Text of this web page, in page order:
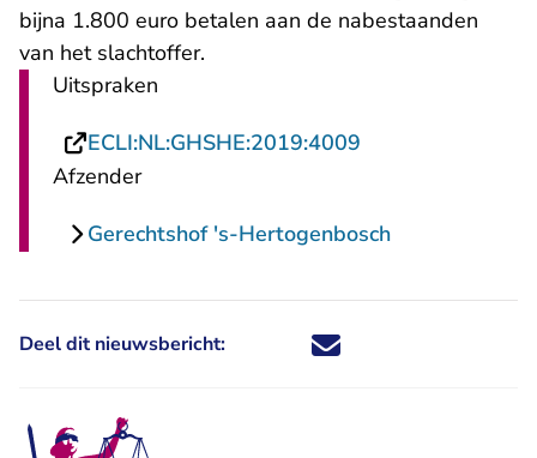
bijna 1.800 euro betalen aan de nabestaanden
van het slachtoffer.
Uitspraken
ECLI:NL:GHSHE:2019:4009
Afzender
Gerechtshof 's-Hertogenbosch
Deel dit nieuwsbericht: Deel dit nieuwsbericht via X -
Deel dit nieuwsbericht via
Deel dit nieuwsbericht
Deel dit